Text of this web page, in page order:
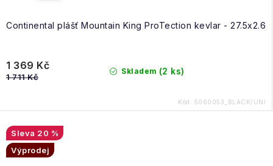
Continental plášť Mountain King ProTection kevlar - 27.5x2.6
Skladem (2 ks)
1 369 Kč
1 711 Kč
Kód: 5060053_BLACK/UNI
20 %
Výprodej